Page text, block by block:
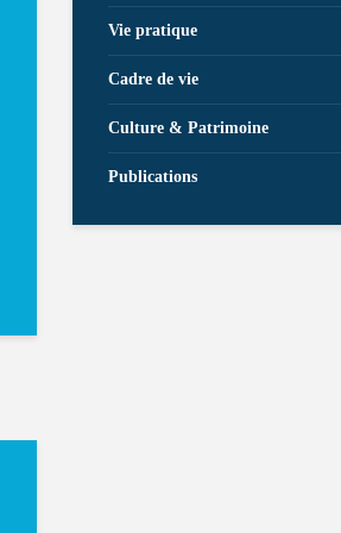
Vie pratique
Cadre de vie
Culture & Patrimoine
Publications